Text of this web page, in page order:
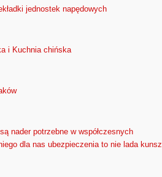
jednostek napędowych
i Kuchnia chińska
nader potrzebne w współczesnych
dla nas ubezpieczenia to nie lada